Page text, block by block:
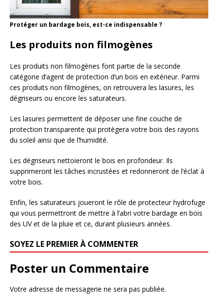
Protéger un bardage bois, est-ce indispensable ?
Les produits non filmogènes
Les produits non filmogènes font partie de la seconde
catégorie d’agent de protection d’un bois en extérieur. Parmi
ces produits non filmogènes, on retrouvera les lasures, les
dégriseurs ou encore les saturateurs.
Les lasures permettent de déposer une fine couche de
protection transparente qui protègera votre bois des rayons
du soleil ainsi que de l’humidité.
Les dégriseurs nettoieront le bois en profondeur. Ils
supprimeront les tâches incrustées et redonneront de l’éclat à
votre bois.
Enfin, les saturateurs joueront le rôle de protecteur hydrofuge
qui vous permettront de mettre à l’abri votre bardage en bois
des UV et de la pluie et ce, durant plusieurs années.
SOYEZ LE PREMIER À COMMENTER
Poster un Commentaire
Votre adresse de messagerie ne sera pas publiée.